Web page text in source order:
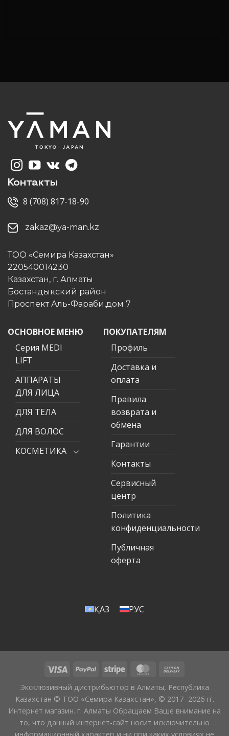
Контакты
8 (708) 817-18-90
zakaz@ya-man.kz
ТОО «Семира Казахстан»
220540014230
Казахстан, г. Алматы
Бостандыкский район
Проспект Аль-Фараби,дом 7
ОСНОВНОЕ МЕНЮ
Серия MEDI
LIFT
АППАРАТЫ
ДЛЯ ЛИЦА
ДЛЯ ТЕЛА
ДЛЯ ВОЛОС
КОСМЕТИКА
ПОКУПАТЕЛЯМ
Профиль
Доставка и
оплата
Правила
возврата и
обмена
Гарантии
Контакты
Сервисный
центр
Политика
конфиденциальности
Публичная
оферта
ҚАЗ РУС
Эксклюзивный дистрибьютор в Алматы, Республика
Казахстан © ТОО «Семира Казахстан», © 2017- 2026 гг.
Интернет магазин. г. Алматы Обращаем Ваше внимание на
то, что данный интернет-сайт носит исключительно